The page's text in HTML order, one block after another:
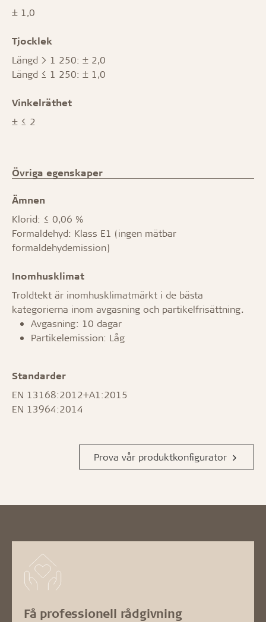
± 1,0
Tjocklek
Längd > 1 250: ± 2,0
Längd ≤ 1 250: ± 1,0
Vinkelräthet
± ≤ 2
Övriga egenskaper
Ämnen
Klorid: ≤ 0,06 %
Formaldehyd: Klass E1 (ingen mätbar
formaldehydemission)
Inomhusklimat
Troldtekt är inomhusklimatmärkt i de bästa
kategorierna inom avgasning och partikelfrisättning.
Avgasning: 10 dagar
Partikelemission: Låg
Standarder
EN 13168:2012+A1:2015
EN 13964:2014
Prova vår produktkonfigurator
Få professionell rådgivning